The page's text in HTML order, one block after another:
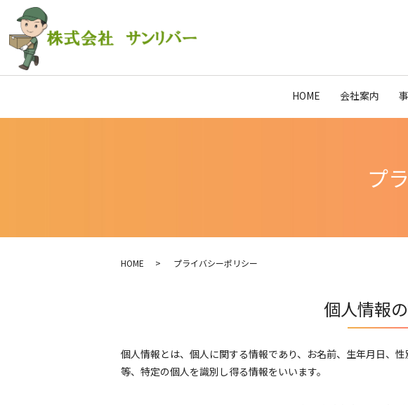
HOME 会社案内
プ
HOME プライバシーポリシー
個人情報
個人情報とは、個人に関する情報であり、お名前、生年月日、
等、特定の個人を識別し得る情報をいいます。